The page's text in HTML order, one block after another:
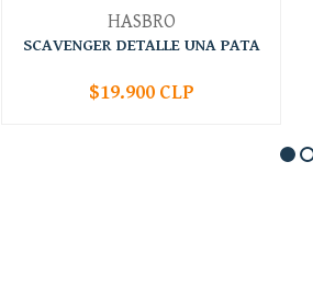
HASBRO
SCAVENGER DETALLE UNA PATA
+
$19.900 CLP